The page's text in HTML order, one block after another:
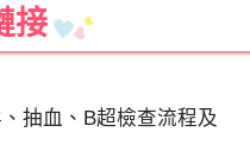
接
抽血、B超檢查流程及